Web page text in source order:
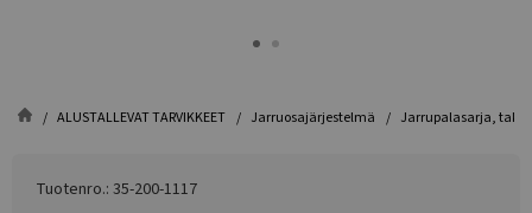
ALUSTALLEVAT TARVIKKEET Jarruosajärjestelmä Jarrupalasarja,
Tuotenro.: 35-200-1117